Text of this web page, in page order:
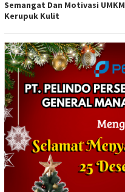
Semangat Dan Motivasi UMKM
Kerupuk Kulit